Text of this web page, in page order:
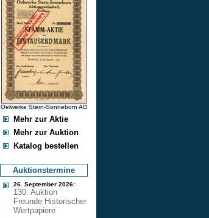
Oelwerke Stern-Sonneborn AG
Mehr zur Aktie
Mehr zur Auktion
Katalog bestellen
Auktionstermine
26. September 2026:
130. Auktion
Freunde Historischer
Wertpapiere